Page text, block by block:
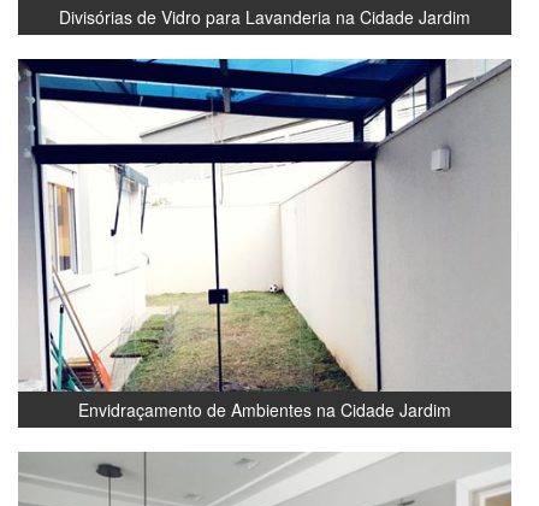
Divisórias de Vidro para Lavanderia na Cidade Jardim
Envidraçamento de Ambientes na Cidade Jardim